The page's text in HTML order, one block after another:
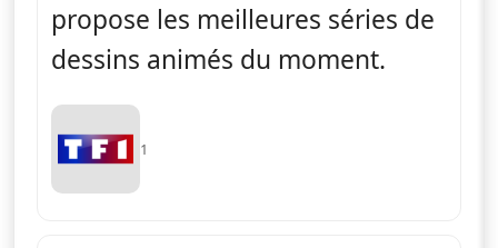
propose les meilleures séries de
dessins animés du moment.
1